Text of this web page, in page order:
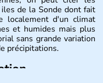
de la Sonde dont fait
localement d'un climat
et humides mais plus
sans grande variation
précipitations.